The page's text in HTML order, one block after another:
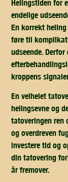
Helingstiden for
endelige
En korrekt
føre til
udseende.
kroppens
En velhelet
helingsevne og
tatoveringen ren
og overdreven
investere tid og
din tatovering
år fremover.